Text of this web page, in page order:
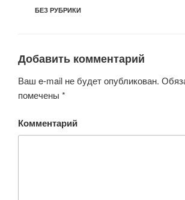
РУБРИКИ
БЕЗ РУБРИКИ
Добавить комментарий
Ваш e-mail не будет опубликован.
помечены *
Комментарий